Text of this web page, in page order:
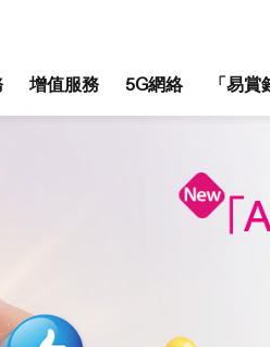
增值服務 5G網絡 「易